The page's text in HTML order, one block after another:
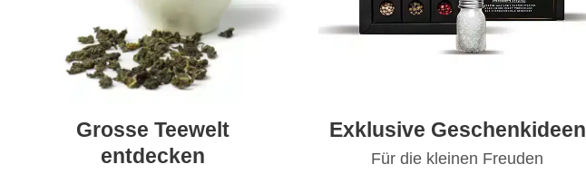
Grosse Teewelt
entdecken
Exklusive Geschenkideen
Für die kleinen Freuden